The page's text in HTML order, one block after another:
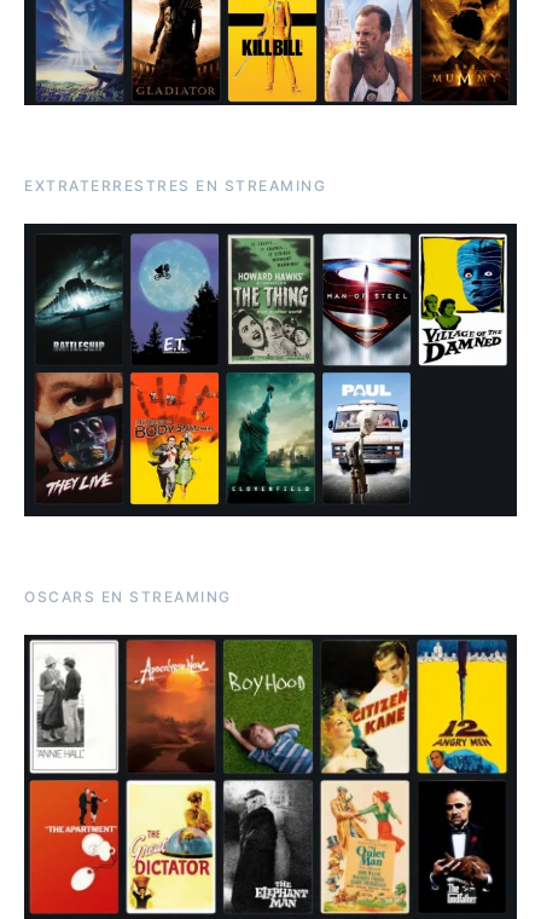
EXTRATERRESTRES EN STREAMING
OSCARS EN STREAMING